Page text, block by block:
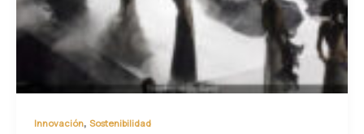
Innovación, Sostenibilidad